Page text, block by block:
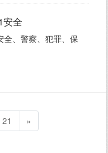
安全
全、警察、犯罪、保
21 »